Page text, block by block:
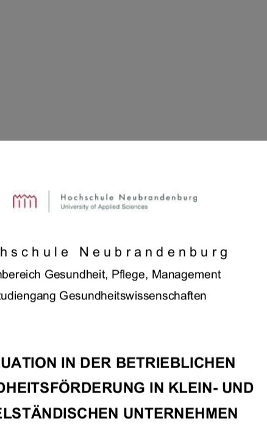
Neubrandenburg
Gesundheit, Pflege, Management
Gesundheitswissenschaften
IN DER BETRIEBLICHEN
IN KLEIN- UND
UNTERNEHMEN